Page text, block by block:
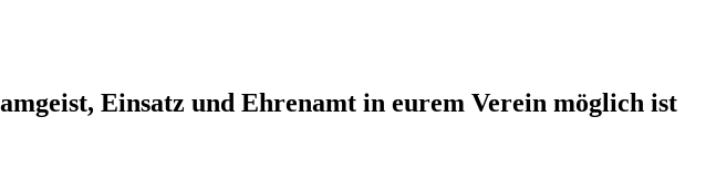
Einsatz und Ehrenamt in eurem Verein möglich ist